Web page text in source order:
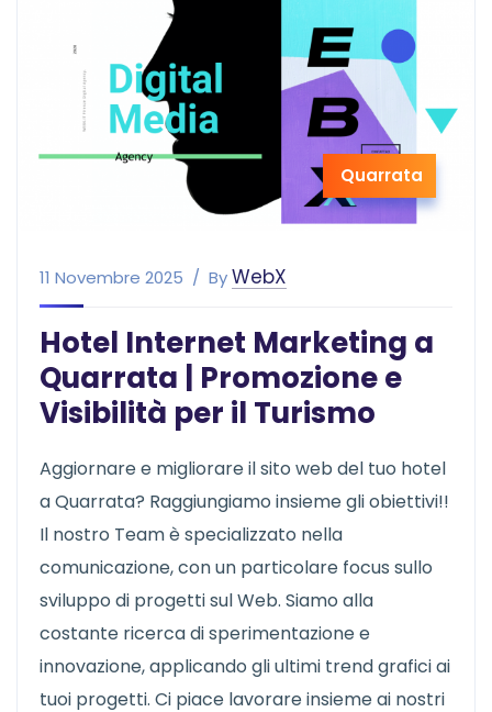
Quarrata
11 Novembre 2025 ByWebX
Hotel Internet Marketing a
Quarrata | Promozione e
Visibilità per il Turismo
Aggiornare e migliorare il sito web del tuo hotel
a Quarrata? Raggiungiamo insieme gli obiettivi!!
Il nostro Team è specializzato nella
comunicazione, con un particolare focus sullo
sviluppo di progetti sul Web. Siamo alla
costante ricerca di sperimentazione e
innovazione, applicando gli ultimi trend grafici ai
tuoi progetti. Ci piace lavorare insieme ai nostri